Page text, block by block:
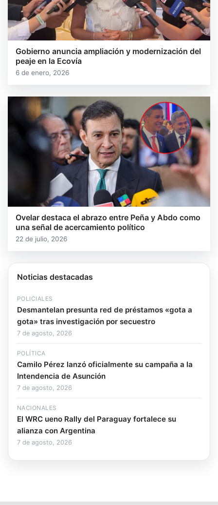
Gobierno anuncia ampliación y modernización del
peaje en la Ecovía
6 de enero, 2026
Ovelar destaca el abrazo entre Peña y Abdo como
una señal de acercamiento político
22 de julio, 2026
Noticias destacadas
POLICIALES
Desmantelan presunta red de préstamos «gota a
gota» tras investigación por secuestro
7 de agosto, 2026
POLÍTICA
Camilo Pérez lanzó oficialmente su campaña a la
Intendencia de Asunción
7 de agosto, 2026
NACIONALES
El WRC ueno Rally del Paraguay fortalece su
alianza con Argentina
7 de agosto, 2026